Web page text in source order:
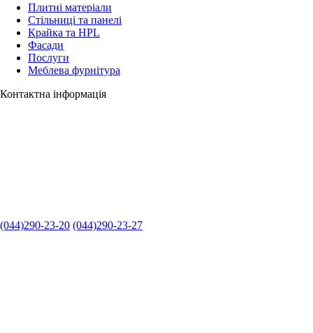
Плитні матеріали
Стільниці та панелі
Крайка та HPL
Фасади
Послуги
Меблева фурнітура
Контактна інформація
(044)290-23-20 (044)290-23-27